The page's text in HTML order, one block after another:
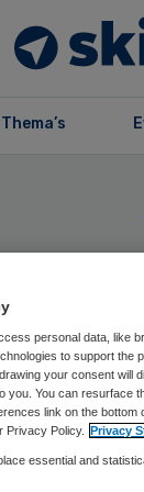
Thema’s
personal data, like
to support
your consent
you. You can resurface
link on the
Privacy Policy. Privacy
essential and